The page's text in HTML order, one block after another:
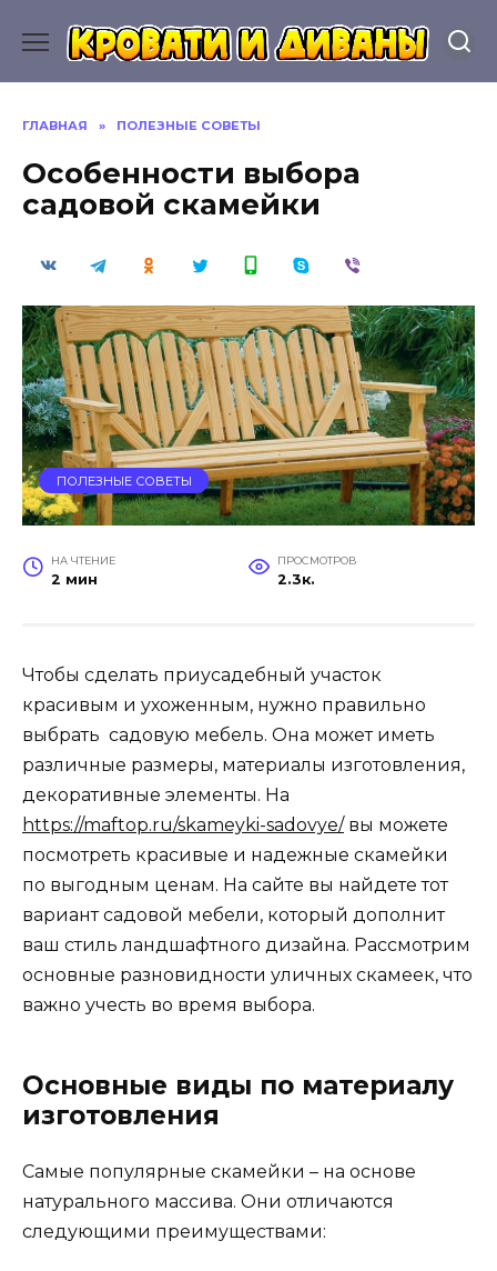
содержанию
ГЛАВНАЯ » ПОЛЕЗНЫЕ СОВЕТЫ
Особенности выбора
садовой скамейки
ПОЛЕЗНЫЕ СОВЕТЫ
НА ЧТЕНИЕ
2 мин
ПРОСМОТРОВ
2.3к.
Чтобы сделать приусадебный участок
красивым и ухоженным, нужно правильно
выбрать садовую мебель. Она может иметь
различные размеры, материалы изготовления,
декоративные элементы. На
https://maftop.ru/skameyki-sadovye/вы можете
посмотреть красивые и надежные скамейки
по выгодным ценам. На сайте вы найдете тот
вариант садовой мебели, который дополнит
ваш стиль ландшафтного дизайна. Рассмотрим
основные разновидности уличных скамеек, что
важно учесть во время выбора.
Основные виды по материалу
изготовления
Самые популярные скамейки – на основе
натурального массива. Они отличаются
следующими преимуществами: